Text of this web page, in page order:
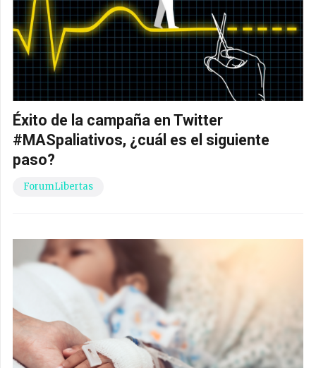
Éxito de la campaña en Twitter
#MASpaliativos, ¿cuál es el siguiente
paso?
ForumLibertas